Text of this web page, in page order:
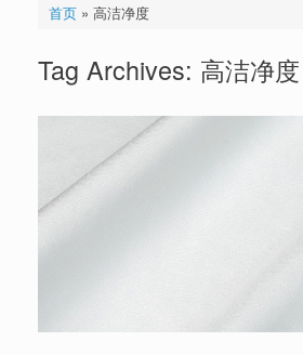
首页» 高洁净度
Tag Archives: 高洁净度